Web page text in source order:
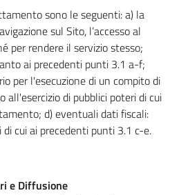
sono le seguenti: a) la
sul Sito, l’accesso al
per rendere il servizio stesso;
ai precedenti punti 3.1 a-f;
per l'esecuzione di un compito di
all'esercizio di pubblici poteri di cui
d) eventuali dati fiscali:
cui ai precedenti punti 3.1 c-e.
e Diffusione